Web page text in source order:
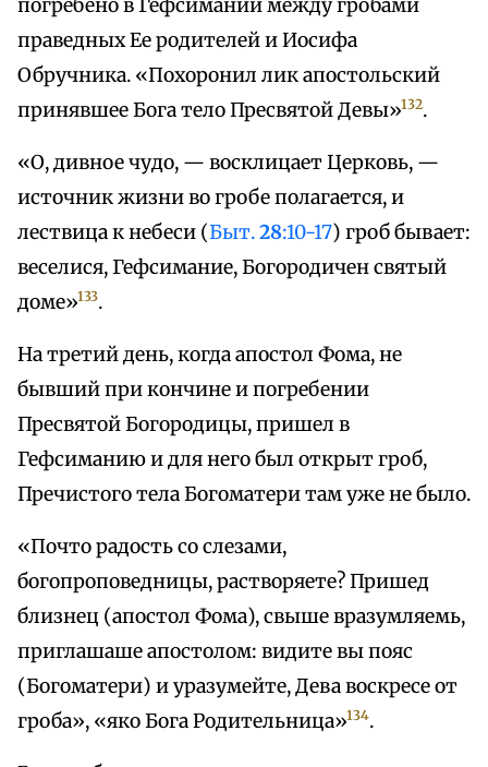
погребено в Гефсимании между гробами
праведных Ее родителей и Иосифа
Обручника. «Похоронил лик апостольский
принявшее Бога тело Пресвятой Девы»132.
«О, дивное чудо, — восклицает Церковь, —
источник жизни во гробе полагается, и
лествица к небеси (Быт.28:10-17) гроб бывает:
веселися, Гефсимание, Богородичен святый
доме»133.
На третий день, когда апостол Фома, не
бывший при кончине и погребении
Пресвятой Богородицы, пришел в
Гефсиманию и для него был открыт гроб,
Пречистого тела Богоматери там уже не было.
«Почто радость со слезами,
богопроповедницы, растворяете? Пришед
близнец (апостол Фома), свыше вразумляемь,
приглашаше апостолом: видите вы пояс
(Богоматери) и уразумейте, Дева воскресе от
гроба», «яко Бога Родительница»134.